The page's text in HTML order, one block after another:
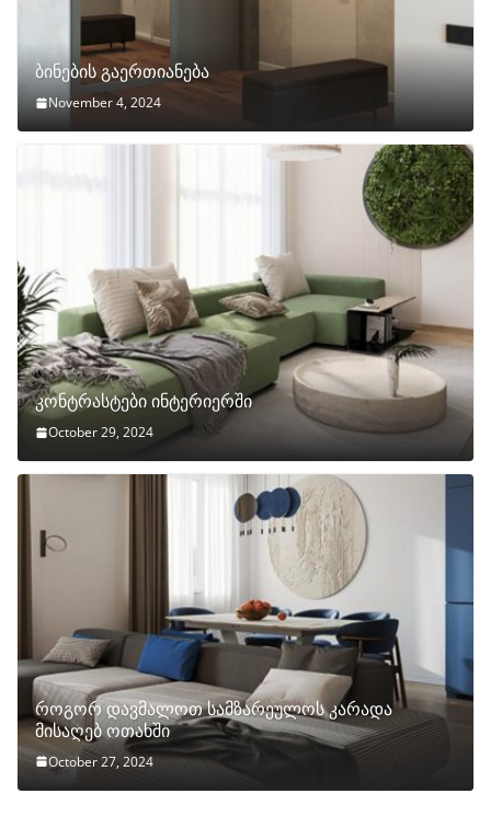
ბინების გაერთიანება
November 4, 2024
კონტრასტები ინტერიერში
October 29, 2024
როგორ დავმალოთ სამზარეულოს კარადა
მისაღებ ოთახში
October 27, 2024